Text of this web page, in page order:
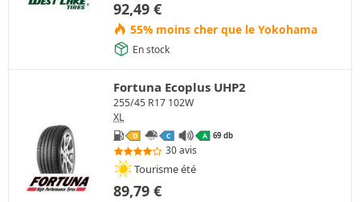
92,49 €
55% moins cher que le Yokohama
En stock
Fortuna Ecoplus UHP2
255/45 R17 102W
XL
D C A 69 db
30 avis
Tourisme été
89,79 €